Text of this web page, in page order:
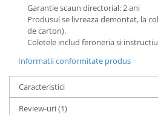
Garantie scaun directorial: 2 ani
Produsul se livreaza demontat, la
de carton).
Coletele includ feroneria si
Informatii conformitate produs
Caracteristici
Review-uri(1)